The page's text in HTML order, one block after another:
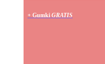
+ Gumki GRATIS